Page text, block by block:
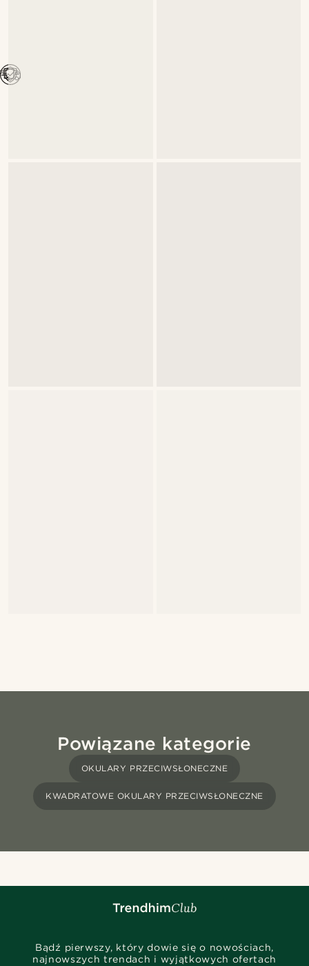
Powiązane kategorie
OKULARY PRZECIWSŁONECZNE
KWADRATOWE OKULARY PRZECIWSŁONECZNE
Bądź pierwszy, który dowie się o nowościach,
najnowszych trendach i wyjątkowych ofertach